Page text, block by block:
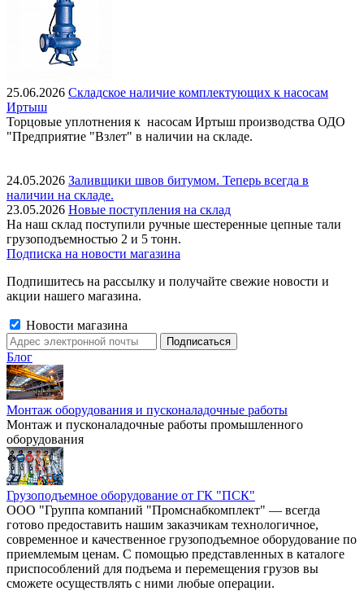
25.06.2026 Складское наличие комплектующих к насосам
Иртыш
Торцовые уплотнения к насосам Иртыш производства ОДО
"Предприятие "Взлет" в наличии на складе.
24.05.2026 Заливщики швов битумом. Теперь всегда в
наличии на складе.
23.05.2026 Новые поступления на склад
На наш склад поступили ручные шестеренные цепные тали
грузоподъемностью 2 и 5 тонн.
Подписка на новости магазина
Подпишитесь на рассылку и получайте свежие новости и
акции нашего магазина.
Новости магазина
Блог
Монтаж оборудования и пусконаладочные работы
Монтаж и пусконаладочные работы промышленного
оборудования
Грузоподъемное оборудование от ГК "ПСК"
ООО "Группа компаний "Промснабкомплект" — всегда
готово предоставить нашим заказчикам технологичное,
современное и качественное грузоподъемное оборудование по
приемлемым ценам. С помощью представленных в каталоге
приспособлений для подъема и перемещения грузов вы
сможете осуществлять с ними любые операции.